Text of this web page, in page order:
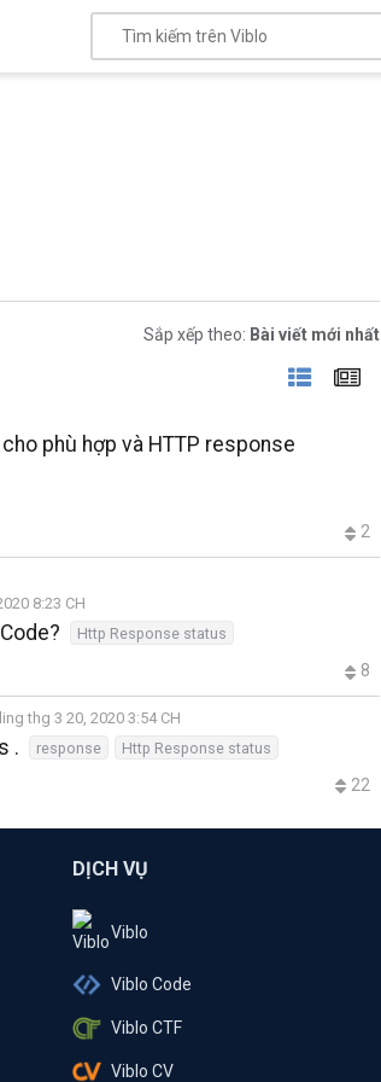
Sắp xếp theo: Bài viết mới nhất
phù hợp và HTTP response
2
8:23 CH
Http Response status
8
thg 3 20, 2020 3:54 CH
. response Http Response status
22
DỊCH VỤ
Viblo
Viblo Code
Viblo CTF
Viblo CV